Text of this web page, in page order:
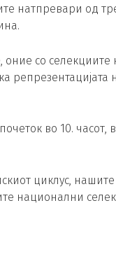
натпревари од
со селекциите
во 10. часот,
циклус,
национални